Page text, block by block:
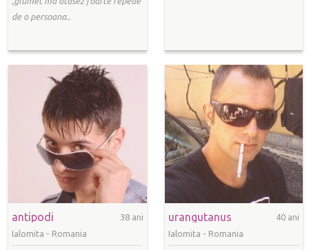
de o persoana..
antipodi
38 ani
Ialomita - Romania
urangutanus
40 ani
Ialomita - Romania